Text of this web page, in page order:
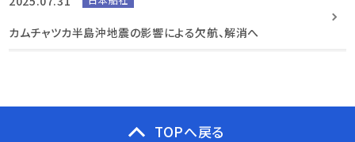
カムチャツカ半島沖地震の影響による欠航、解消へ
TOPへ戻る